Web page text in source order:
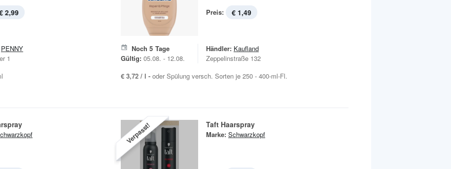
2,99
PENNY
1
Preis: € 1,49
Noch 5 Tage
Gültig: 05.08. - 12.08.
Händler: Kaufland
Zeppelinstraße 132
€ 3,72 / l - oder Spülung versch. Sorten je 250 - 400-ml-Fl.
Verpasst! Taft Haarspray
Marke: Schwarzkopf